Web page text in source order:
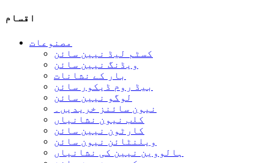
اقسام
مصنوعات
کسٹم لیڈ نیین سائن
ویڈنگ نیین سائن
بار کے نشانات
بیڈ روم ڈیکور سائن
لوگو نیین سائن
نیون سائنز خریدیں۔
کلب نیون نشانیاں
کارٹون نیین سائن
ویلنٹائن نیون سائن
ہالووین نیین کی نشانیاں